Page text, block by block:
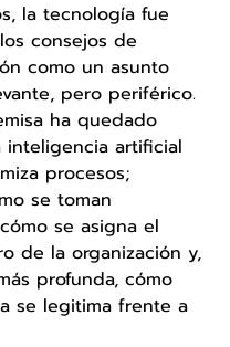
la tecnología fue
consejos de
como un asunto
pero periférico.
ha quedado
inteligencia artificial
procesos;
se toman
se asigna el
de la organización y,
profunda, cómo
se legitima frente a